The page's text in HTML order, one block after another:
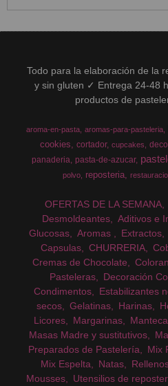
Todo para la elaboración de la
y sin gluten ✓ Entrega 24-48
productos de
aroma-en-pasta aromas-para-pasteleria
cookies cortador cupcakes
panaderia pasta-de-azucar
polvo
reposteria
OFERTAS DE LA SEMANA
Desmoldeantes
Aditivos e
Glucosas
Aromas Extractos
Capsulas
CHURRERIA
Cremas de Chocolate
Pasteleras
Decoración
Condimentos
Estabilizantes
secos
Gelatinas Harinas
Licores
Margarinas
Masas Madre y sustitutivos
Preparados de Pastelería
Mix
Mix Espelta
Natas
Mousses
Utensilios de